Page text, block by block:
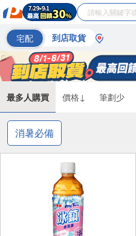
宅配 到店取貨
最多人購買 價格↓ 筆劃少
消暑必備